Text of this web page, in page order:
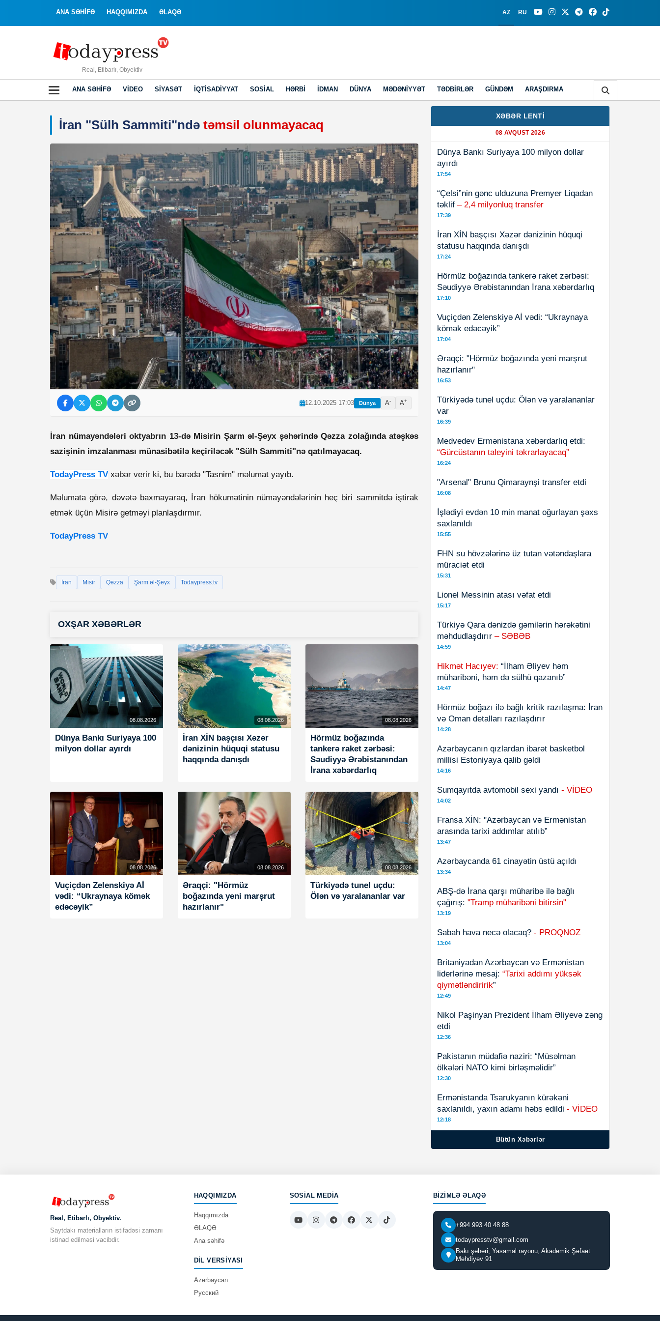
ANA SƏHİFƏ HAQQIMIZDA ƏLAQƏ AZ RU
Real, Etibarlı, Obyektiv
ANA SƏHIFƏ VIDEO SIYASƏT İQTISADIYYAT SOSIAL HƏRBI İDMAN DÜNYA MƏDƏNIYYƏT TƏDBIRLƏR GÜNDƏM ARAŞDIRMA
İran "Sülh Sammiti"ndə təmsil olunmayacaq
12.10.2025 17:03 Dünya A- A+
İran nümayəndələri oktyabrın 13-də Misirin Şarm əl-Şeyx şəhərində Qəzza zolağında atəşkəs
sazişinin imzalanması münasibətilə keçiriləcək "Sülh Sammiti"nə qatılmayacaq.
TodayPress TV xəbər verir ki, bu barədə "Tasnim" məlumat yayıb.
Məlumata görə, dəvətə baxmayaraq, İran hökumətinin nümayəndələrinin heç biri sammitdə iştirak
etmək üçün Misirə getməyi planlaşdırmır.
TodayPress TV
İran Misir Qəzza Şarm əl-Şeyx Todaypress.tv
OXŞAR XƏBƏRLƏR
08.08.2026
Dünya Bankı Suriyaya 100
milyon dollar ayırdı
08.08.2026
İran XİN başçısı Xəzər
dənizinin hüquqi statusu
haqqında danışdı
08.08.2026
Hörmüz boğazında
tankerə raket zərbəsi:
Səudiyyə Ərəbistanından
İrana xəbərdarlıq
08.08.2026
Vuçiçdən Zelenskiyə Aİ
vədi: “Ukraynaya kömək
edəcəyik”
08.08.2026
Əraqçi: "Hörmüz
boğazında yeni marşrut
hazırlanır"
08.08.2026
Türkiyədə tunel uçdu:
Ölən və yaralananlar var
XƏBƏR LENTİ
08 AVQUST 2026
Dünya Bankı Suriyaya 100 milyon dollar
ayırdı
17:54
“Çelsi”nin gənc ulduzuna Premyer Liqadan
təklif – 2,4 milyonluq transfer
17:39
İran XİN başçısı Xəzər dənizinin hüquqi
statusu haqqında danışdı
17:24
Hörmüz boğazında tankerə raket zərbəsi:
Səudiyyə Ərəbistanından İrana xəbərdarlıq
17:10
Vuçiçdən Zelenskiyə Aİ vədi: “Ukraynaya
kömək edəcəyik”
17:04
Əraqçi: "Hörmüz boğazında yeni marşrut
hazırlanır"
16:53
Türkiyədə tunel uçdu: Ölən və yaralananlar
var
16:39
Medvedev Ermənistana xəbərdarlıq etdi:
“Gürcüstanın taleyini təkrarlayacaq”
16:24
"Arsenal" Brunu Qimaraynşi transfer etdi
16:08
İşlədiyi evdən 10 min manat oğurlayan şəxs
saxlanıldı
15:55
FHN su hövzələrinə üz tutan vətəndaşlara
müraciət etdi
15:31
Lionel Messinin atası vəfat etdi
15:17
Türkiyə Qara dənizdə gəmilərin hərəkətini
məhdudlaşdırır – SƏBƏB
14:59
Hikmət Hacıyev: “İlham Əliyev həm
müharibəni, həm də sülhü qazanıb”
14:47
Hörmüz boğazı ilə bağlı kritik razılaşma: İran
və Oman detalları razılaşdırır
14:28
Azərbaycanın qızlardan ibarət basketbol
millisi Estoniyaya qalib gəldi
14:16
Sumqayıtda avtomobil sexi yandı - VİDEO
14:02
Fransa XİN: "Azərbaycan və Ermənistan
arasında tarixi addımlar atılıb”
13:47
Azərbaycanda 61 cinayətin üstü açıldı
13:34
ABŞ-də İrana qarşı müharibə ilə bağlı
çağırış: "Tramp müharibəni bitirsin"
13:19
Sabah hava necə olacaq? - PROQNOZ
13:04
Britaniyadan Azərbaycan və Ermənistan
liderlərinə mesaj: “Tarixi addımı yüksək
qiymətləndiririk”
12:49
Nikol Paşinyan Prezident İlham Əliyevə zəng
etdi
12:36
Pakistanın müdafiə naziri: “Müsəlman
ölkələri NATO kimi birləşməlidir”
12:30
Ermənistanda Tsarukyanın kürəkəni
saxlanıldı, yaxın adamı həbs edildi - VİDEO
12:18
Bütün Xəbərlər
Real, Etibarlı, Obyektiv.
Saytdakı materialların istifadəsi zamanı
istinad edilməsi vacibdir.
HAQQIMIZDA
Haqqımızda
ƏLAQƏ
Ana səhifə
DIL VERSIYASI
Azərbaycan
Русский
SOSIAL MEDIA BIZIMLƏ ƏLAQƏ
+994 993 40 48 88
todaypresstv@gmail.com
Bakı şəhəri, Yasamal rayonu, Akademik Şəfaət
Mehdiyev 91